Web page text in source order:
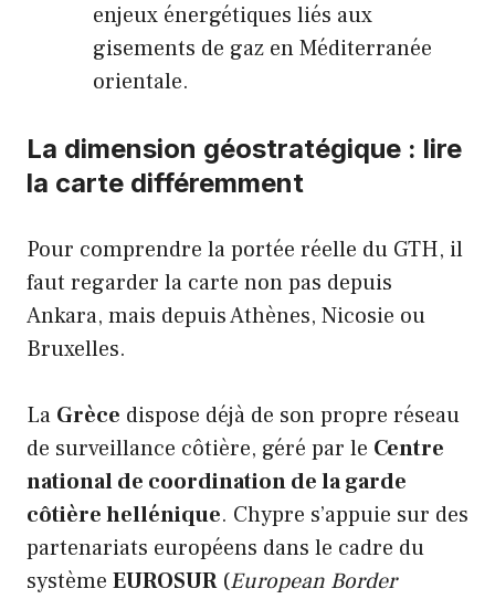
enjeux énergétiques liés aux
gisements de gaz en Méditerranée
orientale.
La dimension géostratégique : lire
la carte différemment
Pour comprendre la portée réelle du GTH, il
faut regarder la carte non pas depuis
Ankara, mais depuis Athènes, Nicosie ou
Bruxelles.
La Grèce dispose déjà de son propre réseau
de surveillance côtière, géré par le Centre
national de coordination de la garde
côtière hellénique. Chypre s’appuie sur des
partenariats européens dans le cadre du
système EUROSUR(European Border